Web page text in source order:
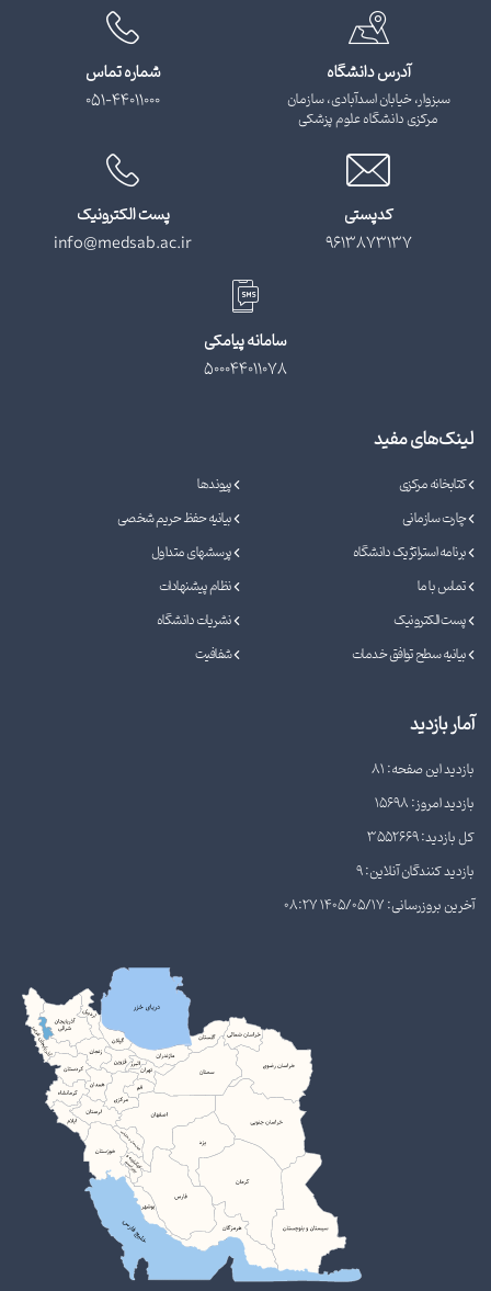
آدرس دانشگاه
سبزوار، خیابان اسدآبادی، سازمان
مرکزی دانشگاه علوم پزشکی
شماره تماس
051-44011000
کدپستی
9613873137
پست الکترونیک
info@medsab.ac.ir
سامانه پیامکی
500044011078
لینک‌های مفید
کتابخانه مرکزی
پیوندها
چارت سازمانی
بیانیه حفظ حریم شخصی
برنامه استراتژیک دانشگاه
پرسشهای متداول
تماس با ما
نظام پیشنهادات
پست الکترونیک
نشریات دانشگاه
بیانیه سطح توافق خدمات
شفافیت
آمار بازدید
بازدید این صفحه: 81
بازدید امروز: 15698
کل بازدید: 3552669
بازدید کنندگان آنلاین: 9
آخرین بروزرسانی: 1405/05/17 08:27